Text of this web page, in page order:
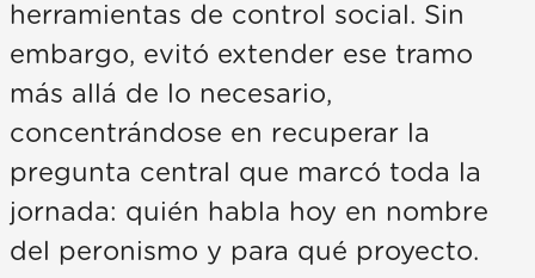
herramientas de control social. Sin
embargo, evitó extender ese tramo
más allá de lo necesario,
concentrándose en recuperar la
pregunta central que marcó toda la
jornada: quién habla hoy en nombre
del peronismo y para qué proyecto.